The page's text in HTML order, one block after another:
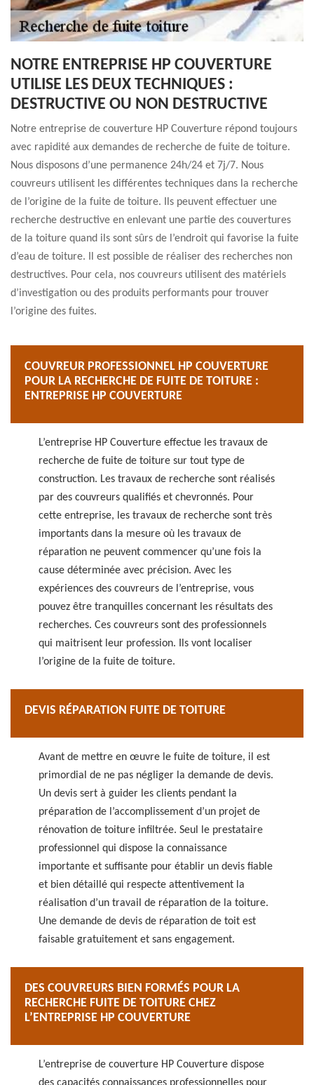
NOTRE ENTREPRISE HP COUVERTURE
UTILISE LES DEUX TECHNIQUES :
DESTRUCTIVE OU NON DESTRUCTIVE
Notre entreprise de couverture HP Couverture répond toujours
avec rapidité aux demandes de recherche de fuite de toiture.
Nous disposons d’une permanence 24h/24 et 7j/7. Nous
couvreurs utilisent les différentes techniques dans la recherche
de l’origine de la fuite de toiture. Ils peuvent effectuer une
recherche destructive en enlevant une partie des couvertures
de la toiture quand ils sont sûrs de l’endroit qui favorise la fuite
d’eau de toiture. Il est possible de réaliser des recherches non
destructives. Pour cela, nos couvreurs utilisent des matériels
d’investigation ou des produits performants pour trouver
l’origine des fuites.
COUVREUR PROFESSIONNEL HP COUVERTURE
POUR LA RECHERCHE DE FUITE DE TOITURE :
ENTREPRISE HP COUVERTURE
L’entreprise HP Couverture effectue les travaux de
recherche de fuite de toiture sur tout type de
construction. Les travaux de recherche sont réalisés
par des couvreurs qualifiés et chevronnés. Pour
cette entreprise, les travaux de recherche sont très
importants dans la mesure où les travaux de
réparation ne peuvent commencer qu’une fois la
cause déterminée avec précision. Avec les
expériences des couvreurs de l’entreprise, vous
pouvez être tranquilles concernant les résultats des
recherches. Ces couvreurs sont des professionnels
qui maitrisent leur profession. Ils vont localiser
l’origine de la fuite de toiture.
DEVIS RÉPARATION FUITE DE TOITURE
Avant de mettre en œuvre le fuite de toiture, il est
primordial de ne pas négliger la demande de devis.
Un devis sert à guider les clients pendant la
préparation de l’accomplissement d’un projet de
rénovation de toiture infiltrée. Seul le prestataire
professionnel qui dispose la connaissance
importante et suffisante pour établir un devis fiable
et bien détaillé qui respecte attentivement la
réalisation d’un travail de réparation de la toiture.
Une demande de devis de réparation de toit est
faisable gratuitement et sans engagement.
DES COUVREURS BIEN FORMÉS POUR LA
RECHERCHE FUITE DE TOITURE CHEZ
L’ENTREPRISE HP COUVERTURE
L’entreprise de couverture HP Couverture dispose